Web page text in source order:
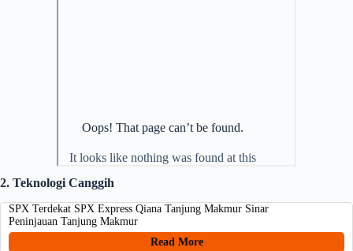
2. Teknologi Canggih
SPX Terdekat SPX Express Qiana Tanjung Makmur Sinar
Peninjauan Tanjung Makmur
Read More